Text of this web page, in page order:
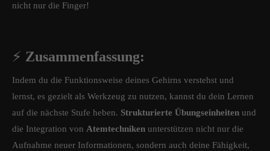
nicht nur die Finger!
⚡ Zusammenfassung:
Indem du die Funktionsweise deines Gehirns verstehst und
lernst, es gezielt als Werkzeug zu nutzen, kannst du dein Lernen
auf die nächste Stufe heben. Strukturierte Übungseinheiten und
die Integration von Atemtechniken unterstützen nicht nur die
Aufnahme neuer Informationen, sondern auch deine Fähigkeit,